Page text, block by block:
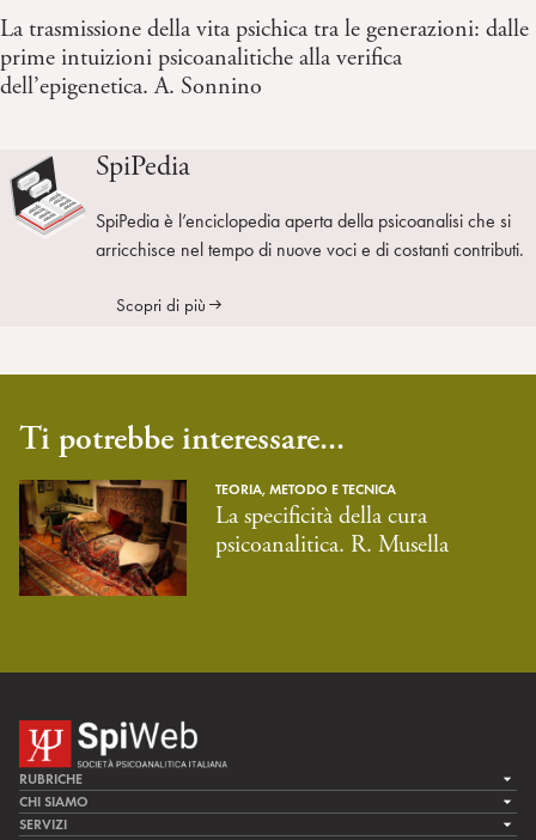
La trasmissione della vita psichica tra le generazioni: dalle
prime intuizioni psicoanalitiche alla verifica
dell’epigenetica. A. Sonnino
SpiPedia
SpiPedia è l’enciclopedia aperta della psicoanalisi che si
arricchisce nel tempo di nuove voci e di costanti contributi.
Scopri di più
Ti potrebbe interessare...
TEORIA, METODO E TECNICA
La specificità della cura
psicoanalitica. R. Musella
RUBRICHE
LA CURA
CHI SIAMO
LA SPI
SERVIZI